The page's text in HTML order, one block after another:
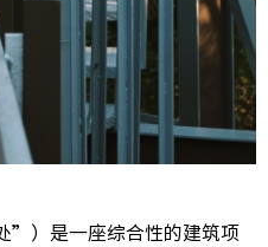
”）是一座综合性的建筑项